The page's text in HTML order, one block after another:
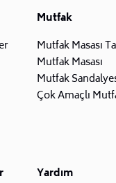
Mutfak
Mutfak Masası
Mutfak Masası
Mutfak
Çok Amaçlı
Yardım